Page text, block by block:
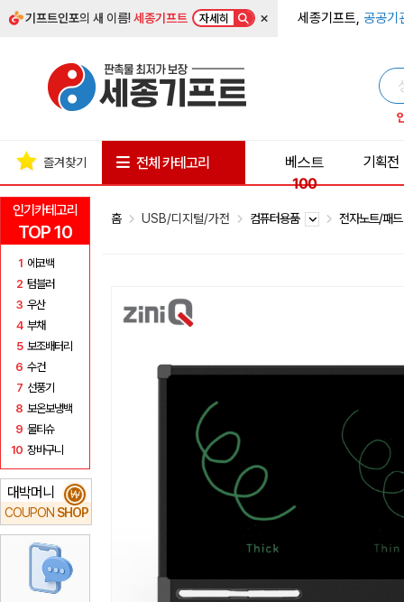
기프트인포의 새 이름!세종기프트 자세히 × 세종기프트, 공공기
인기카테고리
TOP 10
1 에코백
2 텀블러
3 우산
4 부채
5 보조배터리
6 수건
7 선풍기
8 보온보냉백
9 물티슈
10 장바구니
대박머니
COUPON SHOP
₩
즐겨찾기 전체 카테고리
베스트
100
기획전
홈 USB/디지털/가전 컴퓨터용품 전자노트/패